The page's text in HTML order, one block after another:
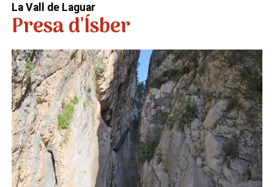
La Vall de Laguar
Presa d'Ísber